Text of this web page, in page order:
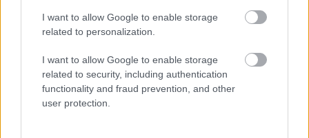
I want to allow Google to enable storage
related to personalization.
I want to allow Google to enable storage
related to security, including authentication
functionality and fraud prevention, and other
user protection.